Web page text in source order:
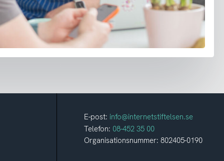
E-post: info@internetstiftelsen.se
Telefon: 08-452 35 00
Organisationsnummer: 802405-0190